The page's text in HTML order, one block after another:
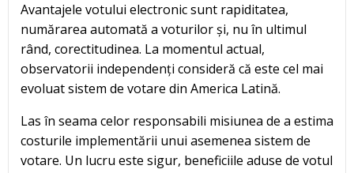
Avantajele votului electronic sunt rapiditatea,
numărarea automată a voturilor și, nu în ultimul
rând, corectitudinea. La momentul actual,
observatorii independenți consideră că este cel mai
evoluat sistem de votare din America Latină.
Las în seama celor responsabili misiunea de a estima
costurile implementării unui asemenea sistem de
votare. Un lucru este sigur, beneficiile aduse de votul